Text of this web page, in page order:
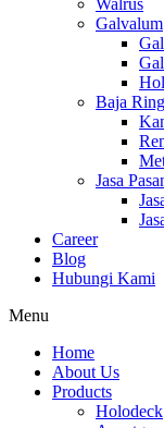
Galvalum
Baja
Jasa
Career
Blog
Hubungi Kami
Menu
Home
About Us
Products
Holodeck